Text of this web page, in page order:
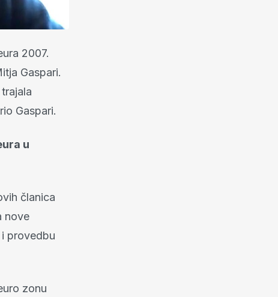
2007.
Gaspari.
Gaspari.
u
članica
nove
provedbu
zonu